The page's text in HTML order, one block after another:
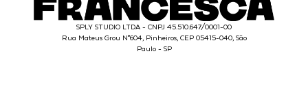
SPLY STUDIO LTDA - CNPJ 45.510.647/0001-00
Rua Mateus Grou N°604, Pinheiros, CEP 05415-040, São
Paulo - SP